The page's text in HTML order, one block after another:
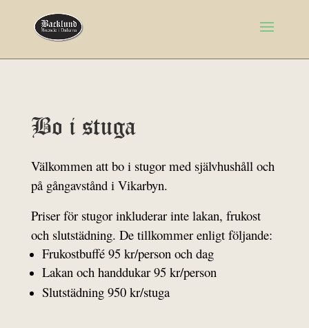
Bo i stuga
Välkommen att bo i stugor med självhushåll och
på gångavstånd i Vikarbyn.
Priser för stugor inkluderar inte lakan, frukost
och slutstädning. De tillkommer enligt följande:
Frukostbuffé 95 kr/person och dag
Lakan och handdukar 95 kr/person
Slutstädning 950 kr/stuga